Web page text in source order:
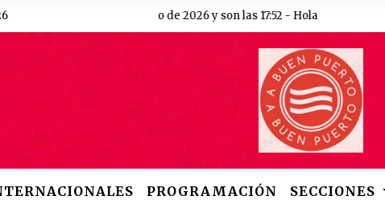
es Jueves 6 de Agosto de 2026 y son las 17:52 - Hola
PROGRAMACIÓN SECCIONES